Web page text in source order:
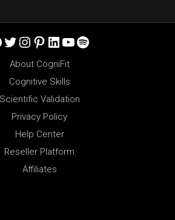
Twitter
Instagram
Pinterest
LinkedIn
YouTube
Spotify
About CogniFit
Cognitive Skills
Scientific Validation
Privacy Policy
Help Center
Reseller Platform
Affiliates